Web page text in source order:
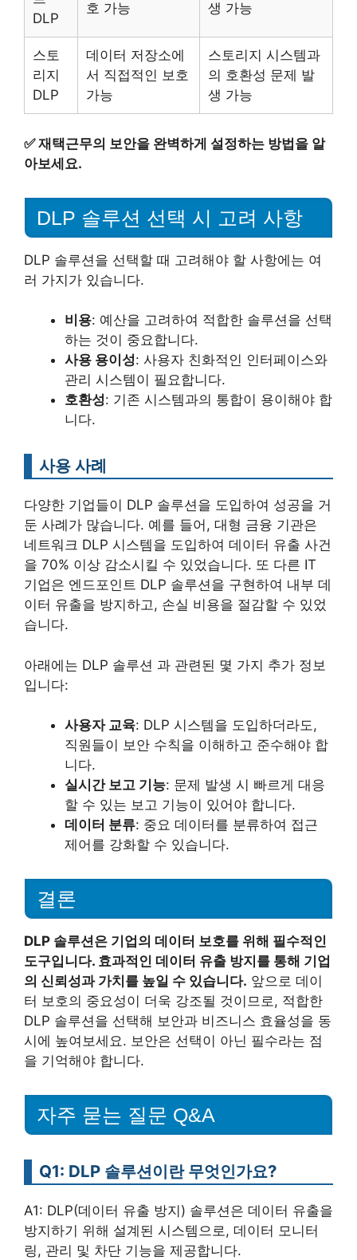
DLP
호 가능 생 가능
스토
리지
DLP
데이터 저장소에
서 직접적인 보호
가능
스토리지 시스템과
의 호환성 문제 발
생 가능
✅재택근무의 보안을 완벽하게 설정하는 방법을 알
아보세요.
DLP 솔루션 선택 시 고려 사항
DLP 솔루션을 선택할 때 고려해야 할 사항에는 여
러 가지가 있습니다.
비용: 예산을 고려하여 적합한 솔루션을 선택
하는 것이 중요합니다.
사용 용이성: 사용자 친화적인 인터페이스와
관리 시스템이 필요합니다.
호환성: 기존 시스템과의 통합이 용이해야 합
니다.
사용 사례
다양한 기업들이 DLP 솔루션을 도입하여 성공을 거
둔 사례가 많습니다. 예를 들어, 대형 금융 기관은
네트워크 DLP 시스템을 도입하여 데이터 유출 사건
을 70% 이상 감소시킬 수 있었습니다. 또 다른 IT
기업은 엔드포인트 DLP 솔루션을 구현하여 내부 데
이터 유출을 방지하고, 손실 비용을 절감할 수 있었
습니다.
아래에는 DLP 솔루션 과 관련된 몇 가지 추가 정보
입니다:
사용자 교육: DLP 시스템을 도입하더라도,
직원들이 보안 수칙을 이해하고 준수해야 합
니다.
실시간 보고 기능: 문제 발생 시 빠르게 대응
할 수 있는 보고 기능이 있어야 합니다.
데이터 분류: 중요 데이터를 분류하여 접근
제어를 강화할 수 있습니다.
결론
DLP 솔루션은 기업의 데이터 보호를 위해 필수적인
도구입니다. 효과적인 데이터 유출 방지를 통해 기업
의 신뢰성과 가치를 높일 수 있습니다. 앞으로 데이
터 보호의 중요성이 더욱 강조될 것이므로, 적합한
DLP 솔루션을 선택해 보안과 비즈니스 효율성을 동
시에 높여보세요. 보안은 선택이 아닌 필수라는 점
을 기억해야 합니다.
자주 묻는 질문 Q&A
Q1: DLP 솔루션이란 무엇인가요?
A1: DLP(데이터 유출 방지) 솔루션은 데이터 유출을
방지하기 위해 설계된 시스템으로, 데이터 모니터
링, 관리 및 차단 기능을 제공합니다.